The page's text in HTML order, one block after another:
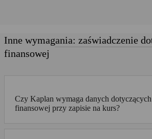
Inne wymagania: zaświadczenie
finansowej
Czy Kaplan wymaga danych
finansowej przy zapisie na kurs?